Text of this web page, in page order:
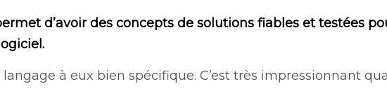
d’avoir des concepts de solutions fiables et testées
à eux bien spécifique. C’est très impressionnant